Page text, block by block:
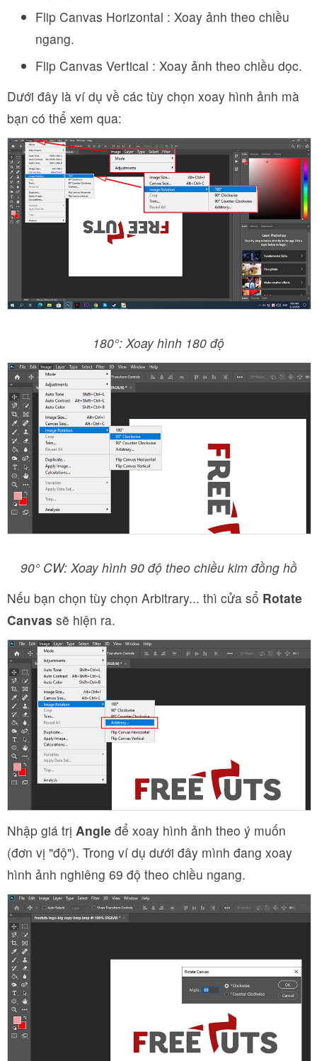
Flip Canvas Horizontal : Xoay ảnh theo chiều
ngang.
Flip Canvas Vertical : Xoay ảnh theo chiều dọc.
Dưới đây là ví dụ về các tùy chọn xoay hình ảnh mà
bạn có thể xem qua:
180°: Xoay hình 180 độ
90° CW: Xoay hình 90 độ theo chiều kim đồng hồ
Nếu bạn chọn tùy chọn Arbitrary... thì cửa sổ Rotate
Canvas sẽ hiện ra.
Nhập giá trị Angle để xoay hình ảnh theo ý muốn
(đơn vị "độ"). Trong ví dụ dưới đây mình đang xoay
hình ảnh nghiêng 69 độ theo chiều ngang.